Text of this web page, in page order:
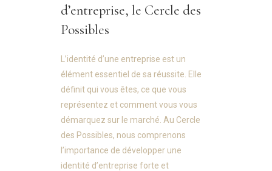
d’entreprise, le Cercle des
Possibles
L’identité d’une entreprise est un
élément essentiel de sa réussite. Elle
définit qui vous êtes, ce que vous
représentez et comment vous vous
démarquez sur le marché. Au Cercle
des Possibles, nous comprenons
l’importance de développer une
identité d’entreprise forte et